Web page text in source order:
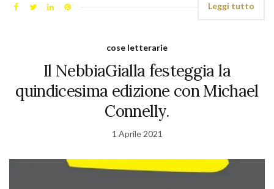
Leggi tutto
cose letterarie
Il NebbiaGialla festeggia la
quindicesima edizione con Michael
Connelly.
1 Aprile 2021